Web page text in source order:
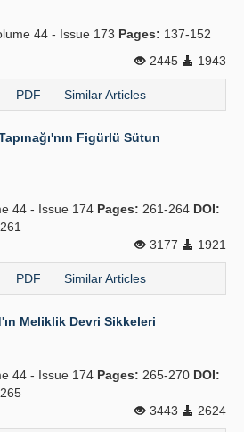
44 - Issue 173 Pages: 137-152
2445
1943
PDF Similar Articles
Figürlü Sütun
44 - Issue 174 Pages: 261-264 DOI:
3177
1921
PDF Similar Articles
Meliklik Devri Sikkeleri
44 - Issue 174 Pages: 265-270 DOI:
3443
2624